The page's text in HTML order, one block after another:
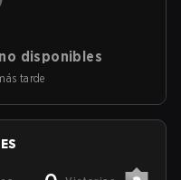
disponibles
tarde